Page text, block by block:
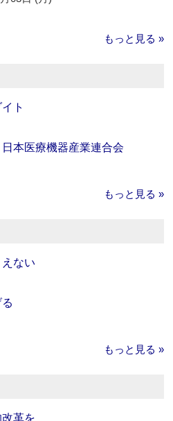
もっと見る »
ト
本医療機器産業連合会
もっと見る »
ない
もっと見る »
革を